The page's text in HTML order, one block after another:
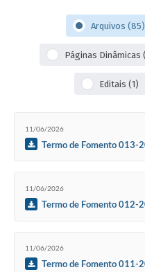
Arquivos (85)
Páginas Dinâmicas
Editais (1)
11/06/2026
Termo de Fomento 013-
11/06/2026
Termo de Fomento 012-
11/06/2026
Termo de Fomento 011-